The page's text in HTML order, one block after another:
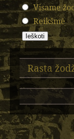
Visame
Reikšmė
Rasta